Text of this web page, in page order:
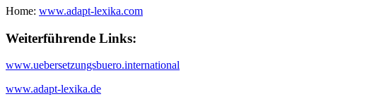
Home: www.adapt-lexika.com
Weiterführende Links:
www.uebersetzungsbuero.international
www.adapt-lexika.de